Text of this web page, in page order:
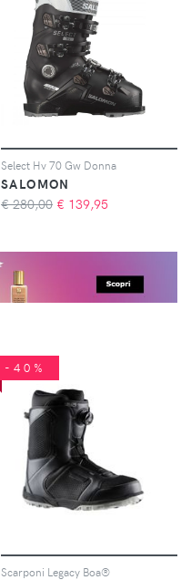
Select Hv 70 Gw Donna
SALOMON
€ 280,00 € 139,95
-40%
Scarponi Legacy Boa®